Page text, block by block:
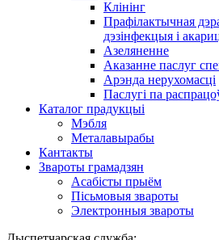
Клінінг
Прафілактычная
дэзінфекцыя і
Азеляненне
Аказанне паслуг
Арэнда нерухомасці
Паслугі па
Каталог прадукцыі
Мэбля
Металавырабы
Кантакты
Звароты грамадзян
Асабісты прыём
Пісьмовыя звароты
Электронныя звароты